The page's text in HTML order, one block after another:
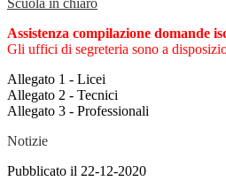
Scuola in chiaro
Assistenza compilazione domande
Gli uffici di segreteria sono a
Allegato 1 - Licei
Allegato 2 - Tecnici
Allegato 3 - Professionali
Notizie
Pubblicato il 22-12-2020